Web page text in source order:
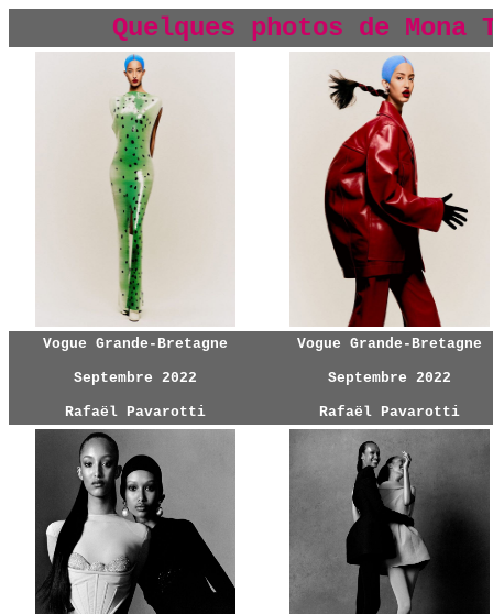
Quelques photos de Mona
Vogue Grande-Bretagne
Septembre 2022
Rafaël Pavarotti
Vogue Grande-Bretagne
Septembre 2022
Rafaël Pavarotti